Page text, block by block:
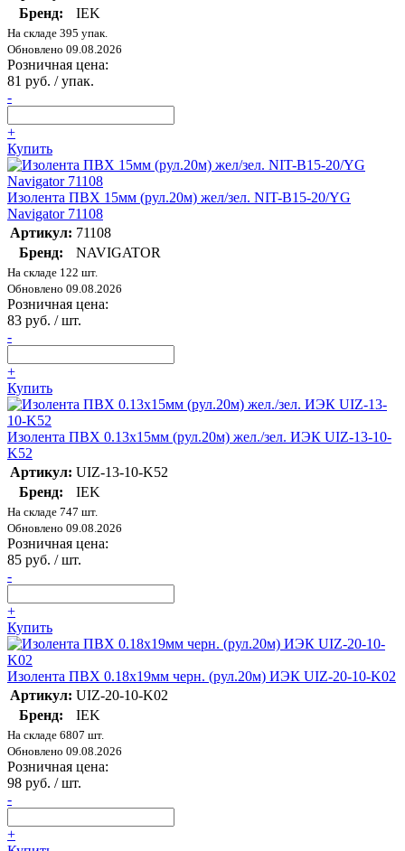
Бренд:
IEK
На складе 395 упак.
Обновлено 09.08.2026
Розничная цена:
81 руб. / упак.
-
+
Купить
Изолента ПВХ 15мм (рул.20м) жел/зел. NIT-B15-20/YG
Navigator 71108
Артикул: 71108
Бренд:
NAVIGATOR
На складе 122 шт.
Обновлено 09.08.2026
Розничная цена:
83 руб. / шт.
-
+
Купить
Изолента ПВХ 0.13х15мм (рул.20м) жел./зел. ИЭК UIZ-13-10-
K52
Артикул: UIZ-13-10-K52
Бренд:
IEK
На складе 747 шт.
Обновлено 09.08.2026
Розничная цена:
85 руб. / шт.
-
+
Купить
Изолента ПВХ 0.18х19мм черн. (рул.20м) ИЭК UIZ-20-10-K02
Артикул: UIZ-20-10-K02
Бренд:
IEK
На складе 6807 шт.
Обновлено 09.08.2026
Розничная цена:
98 руб. / шт.
-
+